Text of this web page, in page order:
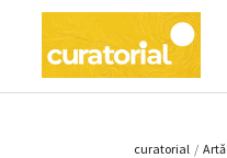
curatorial / Artǎ